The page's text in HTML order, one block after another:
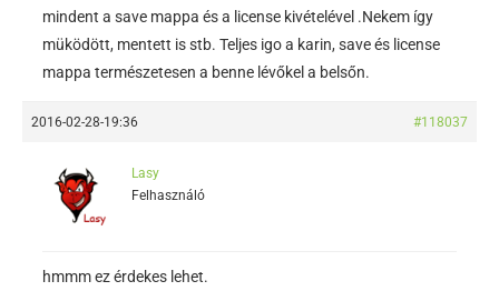
mindent a save mappa és a license kivételével .Nekem így
müködött, mentett is stb. Teljes igo a karin, save és license
mappa természetesen a benne lévőkel a belsőn.
2016-02-28-19:36 #118037
Lasy
Felhasználó
hmmm ez érdekes lehet.